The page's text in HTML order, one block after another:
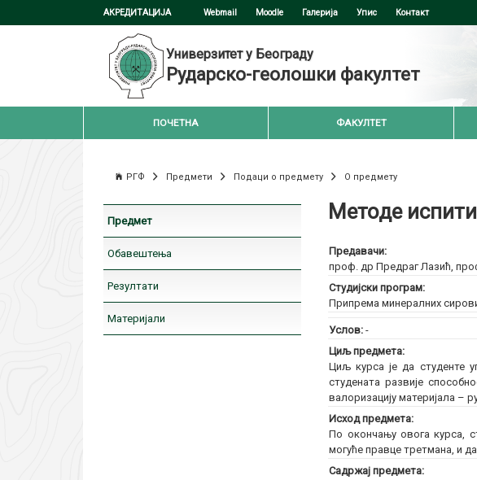
АКРЕДИТАЦИЈА Webmail Moodle Галерија Упис Контакт
Универзитет у Београду
Рударско-геолошки факултет
ПОЧЕТНА ФАКУЛТЕТ
РГФ Предмети Подаци о предмету О предмету
Предмет
Обавештења
Резултати
Материјали
Методе
Предавачи:
проф. др Предраг Лазић,
Студијски програм:
Припрема минералних
Услов:-
Циљ предмета:
Циљ курса је да студенте
студената развије
валоризацију материјала –
Исход предмета:
По окончању овога курса,
могуће правце третмана, и
Садржај предмета: